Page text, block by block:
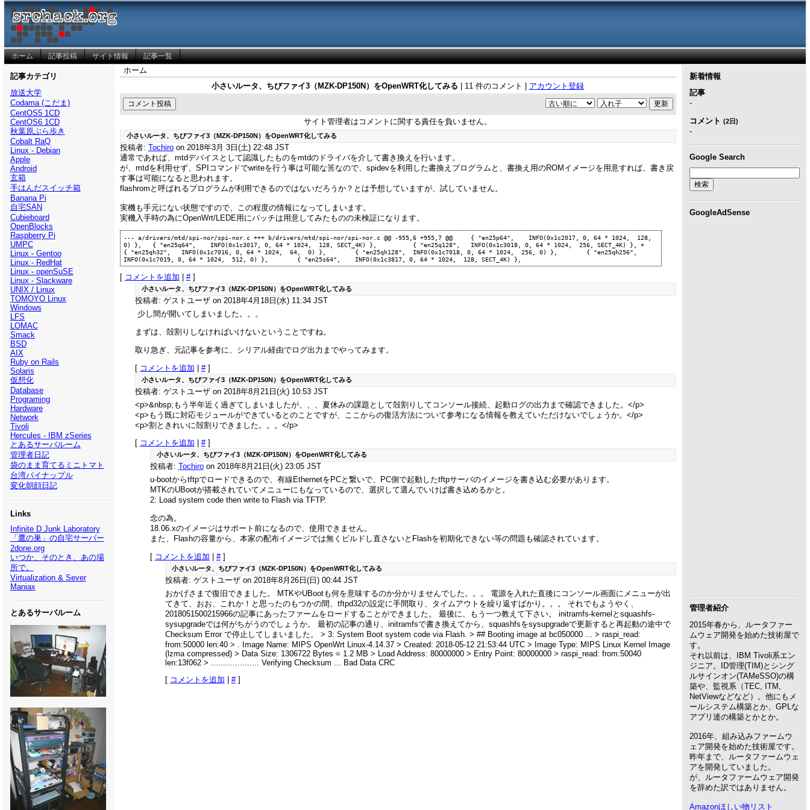
ホーム 記事投稿 サイト情報 記事一覧
記事カテゴリ
放送大学
Codama (こだま)
CentOS5 1CD
CentOS6 1CD
秋葉原ぶら歩き
Cobalt RaQ
Linux - Debian
Apple
Android
玄箱
手はんだスイッチ箱
Banana Pi
自宅SAN
Cubieboard
OpenBlocks
Raspberry Pi
UMPC
Linux - Gentoo
Linux - RedHat
Linux - openSuSE
Linux - Slackware
UNIX / Linux
TOMOYO Linux
Windows
LFS
LOMAC
Smack
BSD
AIX
Ruby on Rails
Solaris
仮想化
Database
Programing
Hardware
Network
Tivoli
Hercules - IBM zSeries
とあるサーバルーム
管理者日記
袋のまま育てるミニトマト
台湾パイナップル
変化朝顔日記
Links
Infinite D Junk Laboratory
「鷹の巣」の自宅サーバー
2done.org
いつか、そのとき、あの場
所で。
Virtualization & Sever
Maniax
とあるサーバルーム
ホーム
小さいルータ、ちびファイ3（MZK-DP150N）をOpenWRT化してみる | 11 件のコメント | アカウント登録
サイト管理者はコメントに関する責任を負いません。
小さいルータ、ちびファイ3（MZK-DP150N）をOpenWRT化してみる
投稿者: Tochiroon 2018年3月 3日(土) 22:48 JST
通常であれば、mtdデバイスとして認識したものをmtdのドライバを介して書き換えを行います。
が、mtdを利用せず、SPIコマンドでwriteを行う事は可能な筈なので、spidevを利用した書換えプログラムと、書換え用のROMイメージを用意すれば、書き戻
す事は可能になると思われます。
flashromと呼ばれるプログラムが利用できるのではないだろうか？とは予想していますが、試していません。
実機も手元にない状態ですので、この程度の情報になってしまいます。
実機入手時の為にOpenWrt/LEDE用にパッチは用意してみたものの未検証になります。
--- a/drivers/mtd/spi-nor/spi-nor.c +++ b/drivers/mtd/spi-nor/spi-nor.c @@ -955,6 +955,7 @@  	{ "en25p64",    INFO(0x1c2017, 0, 64 * 1024,  128,
0) },  	{ "en25q64",    INFO(0x1c3017, 0, 64 * 1024,  128, SECT_4K) },  	{ "en25q128",   INFO(0x1c3018, 0, 64 * 1024,  256, SECT_4K) }, +
{ "en25qh32",   INFO(0x1c7016, 0, 64 * 1024,  64,  0) },  	{ "en25qh128",  INFO(0x1c7018, 0, 64 * 1024,  256, 0) },  	{ "en25qh256",
[ コメントを追加 #]
小さいルータ、ちびファイ3（MZK-DP150N）をOpenWRT化してみる
投稿者: ゲストユーザ on 2018年4月18日(水) 11:34 JST
少し間が開いてしまいました。。。
まずは、殻割りしなければいけないということですね。
取り急ぎ、元記事を参考に、シリアル経由でログ出力までやってみます。
[ コメントを追加 | #]
小さいルータ、ちびファイ3（MZK-DP150N）をOpenWRT化してみる
投稿者: ゲストユーザ on 2018年8月21日(火) 10:53 JST
<p>&nbsp;もう半年近く過ぎてしまいましたが、、、夏休みの課題として殻割りしてコンソール接続、起動ログの出力まで確認できました。</p>
<p>もう既に対応モジュールができているとのことですが、ここからの復活方法について参考になる情報を教えていただけないでしょうか。</p>
<p>割ときれいに殻割りできました。。。</p>
[ コメントを追加 #]
小さいルータ、ちびファイ3（MZK-DP150N）をOpenWRT化してみる
投稿者: Tochiroon 2018年8月21日(火) 23:05 JST
u-bootからtftpでロードできるので、有線EthernetをPCと繋いで、PC側で起動したtftpサーバのイメージを書き込む必要があります。
MTKのUBootが搭載されていてメニューにもなっているので、選択して選んでいけば書き込めるかと。
2: Load system code then write to Flash via TFTP.
念の為。
18.06.xのイメージはサポート前になるので、使用できません。
また、Flashの容量から、本家の配布イメージでは無くビルドし直さないとFlashを初期化できない等の問題も確認されています。
[ コメントを追加 #]
小さいルータ、ちびファイ3（MZK-DP150N）をOpenWRT化してみる
投稿者: ゲストユーザ on 2018年8月26日(日) 00:44 JST
おかげさまで復旧できました。 MTKやUBootも何を意味するのか分かりませんでした。。。 電源を入れた直後にコンソール画面にメニューが出
てきて、おお、これか！と思ったのもつかの間、tftpd32の設定に手間取り、タイムアウトを繰り返すばかり。。。 それでもようやく、
2018051500215966の記事にあったファームをロードすることができました。 最後に、もう一つ教えて下さい。 initramfs-kernelとsquashfs-
sysupgradeでは何がちがうのでしょうか。 最初の記事の通り、initramfsで書き換えてから、squashfsをsysupgradeで更新すると再起動の途中で
Checksum Error で停止してしまいました。 > 3: System Boot system code via Flash. > ## Booting image at bc050000 ... > raspi_read:
from:50000 len:40 > . Image Name: MIPS OpenWrt Linux-4.14.37 > Created: 2018-05-12 21:53:44 UTC > Image Type: MIPS Linux Kernel Image
(lzma compressed) > Data Size: 1306722 Bytes = 1.2 MB > Load Address: 80000000 > Entry Point: 80000000 > raspi_read: from:50040
len:13f062 > .................... Verifying Checksum ... Bad Data CRC
[ コメントを追加 #]
新着情報
記事
-
コメント (2日)
-
Google Search
GoogleAdSense
管理者紹介
2015年春から、ルータファー
ムウェア開発を始めた技術屋で
す。
それ以前は、IBM Tivoli系エン
ジニア。ID管理(TIM)とシング
ルサインオン(TAMeSSO)の構
築や、監視系（TEC, ITM,
NetViewなどなど）。他にもメ
ールシステム構築とか、GPLな
アプリ達の構築とかとか。
2016年、組み込みファームウ
ェア開発を始めた技術屋です。
昨年まで、ルータファームウェ
アを開発していました。
が、ルータファームウェア開発
を辞めた訳ではありません。
Amazonほしい物リスト